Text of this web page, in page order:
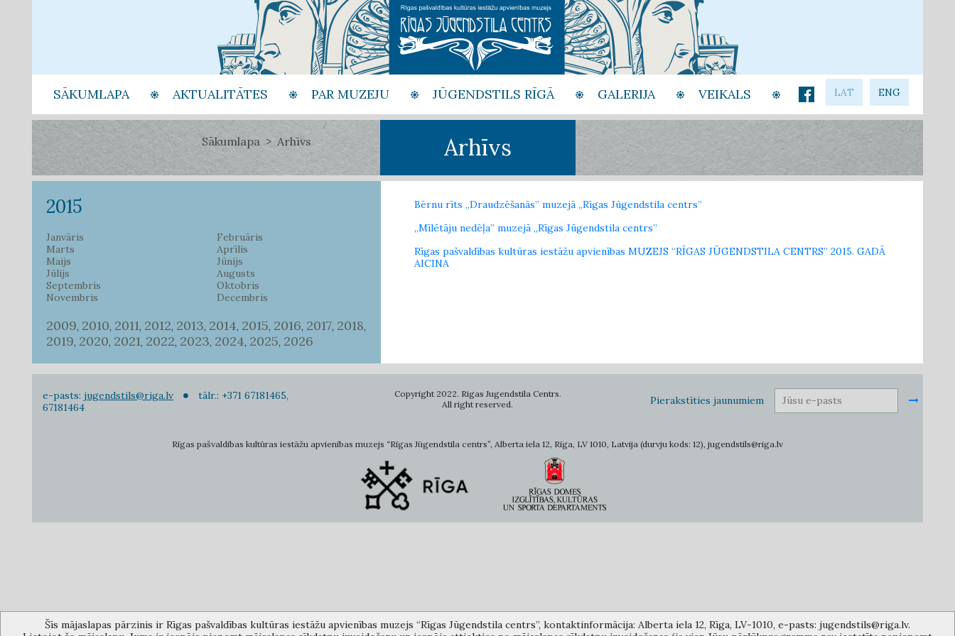
SĀKUMLAPA AKTUALITĀTES PAR MUZEJU JŪGENDSTILS RĪGĀ GALERIJA VEIKALS LAT ENG
Sākumlapa Arhīvs Arhīvs
2015
Janvāris
Februāris
Marts
Aprīlis
Maijs
Jūnijs
Jūlijs
Augusts
Septembris
Oktobris
Novembris
Decembris
2009, 2010, 2011, 2012, 2013, 2014, 2015, 2016, 2017, 2018,
2019, 2020, 2021, 2022, 2023, 2024, 2025, 2026
Bērnu rīts „Draudzēšanās” muzejā „Rīgas Jūgendstila centrs”
„Mīlētāju nedēļa” muzejā „Rīgas Jūgendstila centrs”
Rīgas pašvaldības kultūras iestāžu apvienības MUZEJS “RĪGAS JŪGENDSTILA CENTRS” 2015. GADĀ
AICINA
e-pasts: jugendstils@riga.lv
tālr.: +371 67181465,
67181464
Copyright 2022. Rigas Jugendstila Centrs.
All right reserved.
Pierakstīties jaunumiem
Rīgas pašvaldības kultūras iestāžu apvienības muzejs “Rīgas Jūgendstila centrs”, Alberta iela 12, Rīga, LV 1010, Latvija (durvju kods: 12), jugendstils@riga.lv
Šīs mājaslapas pārzinis ir Rīgas pašvaldības kultūras iestāžu apvienības muzejs “Rīgas Jūgendstila centrs”, kontaktinformācija: Alberta iela 12, Rīga, LV-1010, e-pasts: jugendstils@riga.lv.